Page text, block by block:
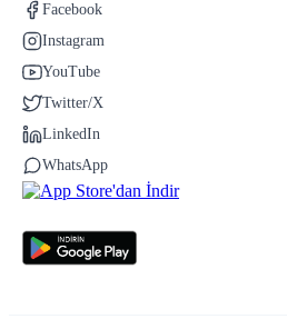
Facebook
Instagram
YouTube
Twitter/X
LinkedIn
WhatsApp